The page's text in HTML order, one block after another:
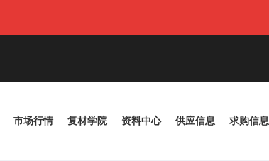
市场行情 复材学院 资料中心 供应信息 求购信息